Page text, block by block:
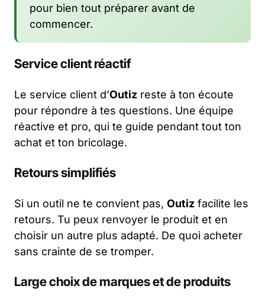
pour bien tout préparer avant de
commencer.
Service client réactif
Le service client d’Outiz reste à ton écoute
pour répondre à tes questions. Une équipe
réactive et pro, qui te guide pendant tout ton
achat et ton bricolage.
Retours simplifiés
Si un outil ne te convient pas, Outiz facilite les
retours. Tu peux renvoyer le produit et en
choisir un autre plus adapté. De quoi acheter
sans crainte de se tromper.
Large choix de marques et de produits